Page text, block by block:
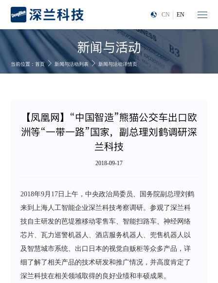
CN EN
新闻与活动
当前位置：首页 新闻与活动列表 新闻与活动详情页
【凤凰网】“中国智造”熊猫公交车出口欧
洲等“一带一路”国家，副总理刘鹤调研深
兰科技
2018-09-17
2018年9月17日上午，中央政治局委员、国务院副总理刘鹤
来到上海人工智能企业深兰科技考察调研。参观了深兰科
技自主研发的芭堤雅移动零售车、智能扫路车、神经网络
芯片、瓦力巡警机器人、酒店服务机器人、兜售机器人以
及智慧城市系统、出口日本的视觉自贩柜等众多产品，详
细了解了相关产品的技术研发和推广情况，并高度肯定了
深兰科技在相关领域取得的良好业绩和丰硕成果。